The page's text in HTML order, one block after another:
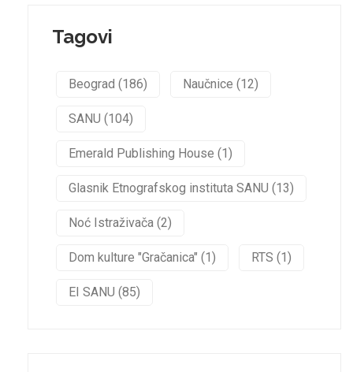
Tagovi
Beograd (186) Naučnice (12)
SANU (104)
Emerald Publishing House (1)
Glasnik Etnografskog instituta SANU (13)
Noć Istraživača (2)
Dom kulture "Gračanica" (1) RTS (1)
EI SANU (85)